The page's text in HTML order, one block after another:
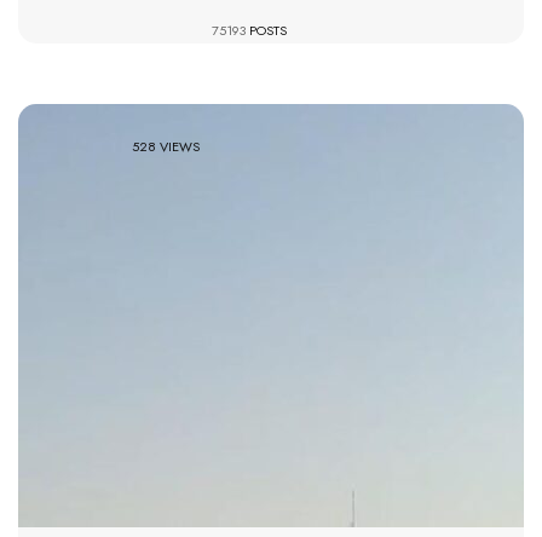
75193 POSTS
528 VIEWS